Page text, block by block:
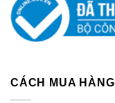
CÁCH MUA HÀNG